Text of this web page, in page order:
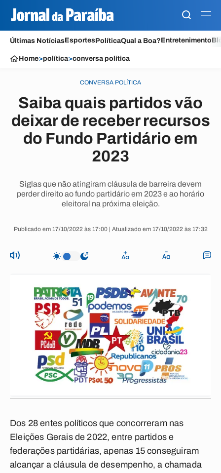
Últimas NotíciasEsportesPolíticaQual a Boa?Entretenimento
Home>política>conversa política
CONVERSA POLÍTICA
Saiba quais partidos vão
deixar de receber recursos
do Fundo Partidário em
2023
Siglas que não atingiram cláusula de barreira devem
perder direito ao fundo partidário em 2023 e ao horário
eleitoral na próxima eleição.
Publicado em 17/10/2022 às 17:00 | Atualizado em 17/10/2022 às 17:32
Dos 28 entes políticos que concorreram nas
Eleições Gerais de 2022, entre partidos e
federações partidárias, apenas 15 conseguiram
alcançar a cláusula de desempenho, a chamada